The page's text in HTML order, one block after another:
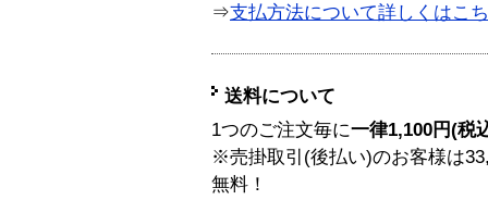
⇒支払方法について詳しくはこ
送料について
1つのご注文毎に一律1,100円(税
※売掛取引(後払い)のお客様は
無料！